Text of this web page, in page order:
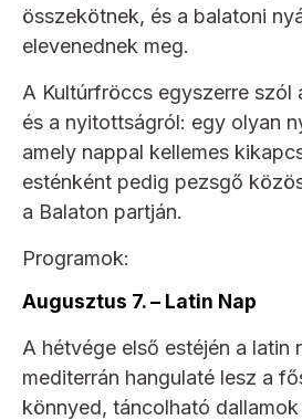
összekötnek, és a balatoni
elevenednek meg.
A Kultúrfröccs egyszerre szól
és a nyitottságról: egy olyan
amely nappal kellemes
esténként pedig pezsgő
a Balaton partján.
Programok:
Augusztus 7. – Latin Nap
A hétvége első estéjén a latin
mediterrán hangulaté lesz a
könnyed, táncolható